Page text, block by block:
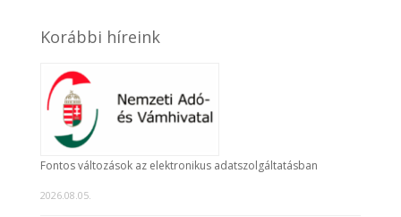
Korábbi híreink
Fontos változások az elektronikus adatszolgáltatásban
2026.08.05.